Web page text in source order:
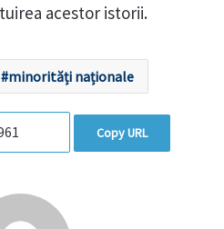
acestor istorii.
minorități naționale
Copy URL